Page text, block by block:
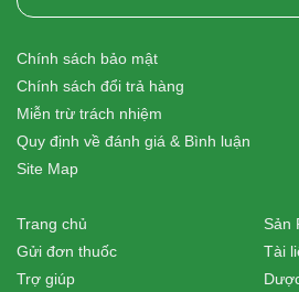
Chính sách bảo mật
Chính sách đổi trả hàng
Miễn trừ trách nhiệm
Quy định về đánh giá & Bình luận
Site Map
Trang chủ
Gửi đơn thuốc
Trợ giúp
Sản
Tài